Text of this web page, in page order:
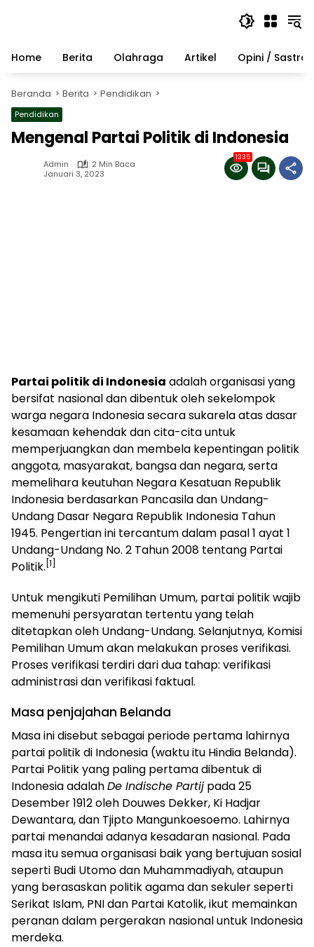
Home
Berita Olahraga Artikel Opini / Sastra
Beranda Berita Pendidikan
Pendidikan
Mengenal Partai Politik di Indonesia
Admin
2 Min Baca
Januari 3, 2023
1335
Partai politik di Indonesia adalah organisasi yang
bersifat nasional dan dibentuk oleh sekelompok
warga negara Indonesia secara sukarela atas dasar
kesamaan kehendak dan cita-cita untuk
memperjuangkan dan membela kepentingan politik
anggota, masyarakat, bangsa dan negara, serta
memelihara keutuhan Negara Kesatuan Republik
Indonesia berdasarkan Pancasila dan Undang-
Undang Dasar Negara Republik Indonesia Tahun
1945. Pengertian ini tercantum dalam pasal 1 ayat 1
Undang-Undang No. 2 Tahun 2008 tentang Partai
Politik. [1]
Untuk mengikuti Pemilihan Umum, partai politik wajib
memenuhi persyaratan tertentu yang telah
ditetapkan oleh Undang-Undang. Selanjutnya, Komisi
Pemilihan Umum akan melakukan proses verifikasi.
Proses verifikasi terdiri dari dua tahap: verifikasi
administrasi dan verifikasi faktual.
Masa penjajahan Belanda
Masa ini disebut sebagai periode pertama lahirnya
partai politik di Indonesia (waktu itu Hindia Belanda).
Partai Politik yang paling pertama dibentuk di
Indonesia adalahDe Indische Partij pada 25
Desember 1912 oleh Douwes Dekker, Ki Hadjar
Dewantara, dan Tjipto Mangunkoesoemo. Lahirnya
partai menandai adanya kesadaran nasional. Pada
masa itu semua organisasi baik yang bertujuan sosial
seperti Budi Utomo dan Muhammadiyah, ataupun
yang berasaskan politik agama dan sekuler seperti
Serikat Islam, PNI dan Partai Katolik, ikut memainkan
peranan dalam pergerakan nasional untuk Indonesia
merdeka.